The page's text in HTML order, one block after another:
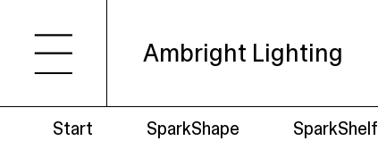
Ambright Lighting
Start SparkShape SparkShelf